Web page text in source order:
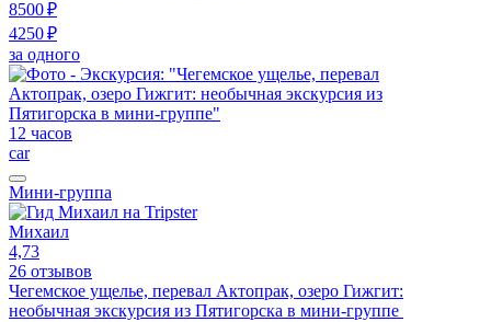
8500 ₽
4250 ₽
за одного
12 часов
car
Мини-группа
Михаил
4,73
26 отзывов
Чегемское ущелье, перевал Актопрак, озеро Гижгит:
необычная экскурсия из Пятигорска в мини-группе